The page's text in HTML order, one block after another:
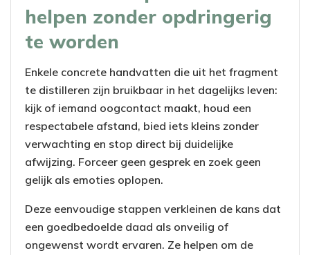
helpen zonder opdringerig
te worden
Enkele concrete handvatten die uit het fragment
te distilleren zijn bruikbaar in het dagelijks leven:
kijk of iemand oogcontact maakt, houd een
respectabele afstand, bied iets kleins zonder
verwachting en stop direct bij duidelijke
afwijzing. Forceer geen gesprek en zoek geen
gelijk als emoties oplopen.
Deze eenvoudige stappen verkleinen de kans dat
een goedbedoelde daad als onveilig of
ongewenst wordt ervaren. Ze helpen om de